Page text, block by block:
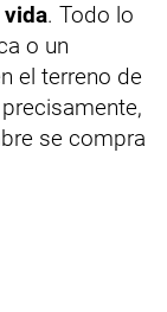
. Todo lo
o un
el terreno de
se compra